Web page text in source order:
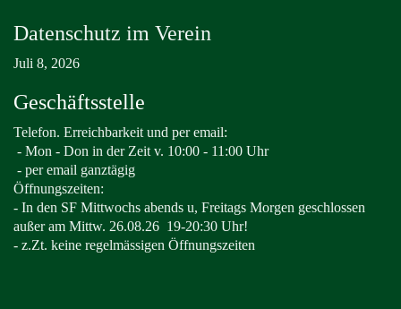
Datenschutz im Verein
Juli 8, 2026
Geschäftsstelle
Telefon. Erreichbarkeit und per email:
- Mon - Don in der Zeit v. 10:00 - 11:00 Uhr
- per email ganztägig
Öffnungszeiten:
- In den SF Mittwochs abends u, Freitags Morgen geschlossen
außer am Mittw. 26.08.26 19-20:30 Uhr!
- z.Zt. keine regelmässigen Öffnungszeiten